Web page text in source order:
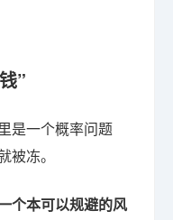
”
是一个概率问题
冻。
个本可以规避的风